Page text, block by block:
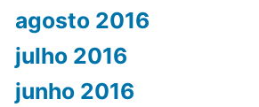
agosto 2016
julho 2016
junho 2016